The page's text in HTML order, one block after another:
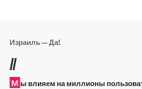
Израиль — Да!
//
М ы влияем на миллионы